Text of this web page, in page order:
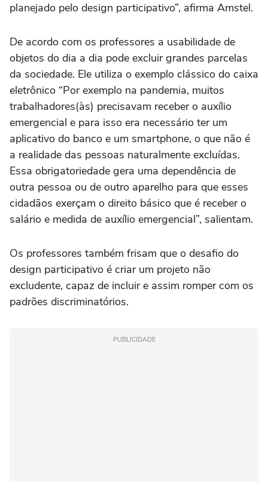
planejado pelo design participativo”, afirma Amstel.
De acordo com os professores a usabilidade de
objetos do dia a dia pode excluir grandes parcelas
da sociedade. Ele utiliza o exemplo clássico do caixa
eletrônico “Por exemplo na pandemia, muitos
trabalhadores(às) precisavam receber o auxílio
emergencial e para isso era necessário ter um
aplicativo do banco e um smartphone, o que não é
a realidade das pessoas naturalmente excluídas.
Essa obrigatoriedade gera uma dependência de
outra pessoa ou de outro aparelho para que esses
cidadãos exerçam o direito básico que é receber o
salário e medida de auxílio emergencial”, salientam.
Os professores também frisam que o desafio do
design participativo é criar um projeto não
excludente, capaz de incluir e assim romper com os
padrões discriminatórios.
PUBLICIDADE